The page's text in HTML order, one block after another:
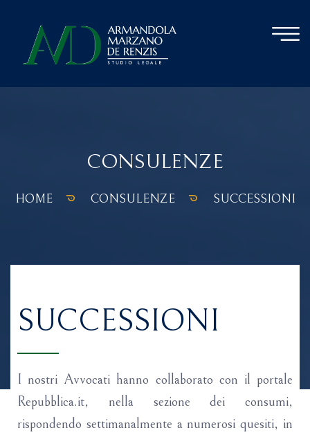
CONSULENZE
HOME CONSULENZE SUCCESSIONI
SUCCESSIONI
I nostri Avvocati hanno collaborato con il portale
Repubblica.it, nella sezione dei consumi,
rispondendo settimanalmente a numerosi quesiti, in